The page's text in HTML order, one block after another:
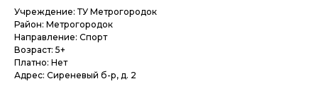
Учреждение: ТУ Метрогородок
Район: Метрогородок
Направление: Спорт
Возраст: 5+
Платно: Нет
Адрес: Сиреневый б-р, д. 2